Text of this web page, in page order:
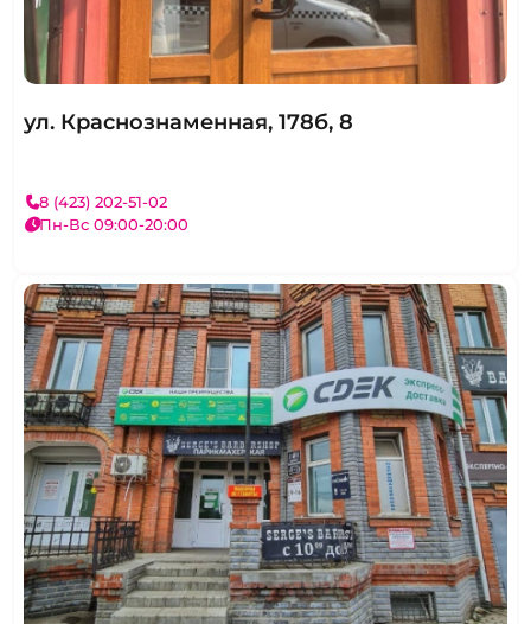
ул. Краснознаменная, 178б, 8
8 (423) 202-51-02
Пн-Вс 09:00-20:00